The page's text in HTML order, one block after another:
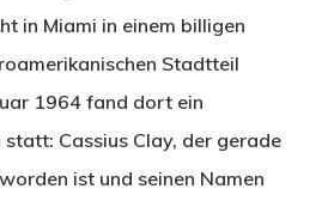
in Miami in einem billigen
Stadtteil
1964 fand dort ein
Cassius Clay, der gerade
ist und seinen Namen